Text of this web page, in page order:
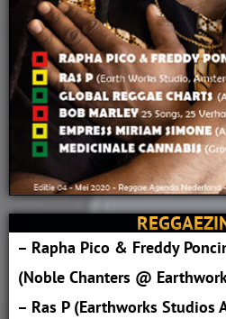
– Rapha Pico & Freddy
(Noble Chanters @
– Ras P (Earthworks Studios